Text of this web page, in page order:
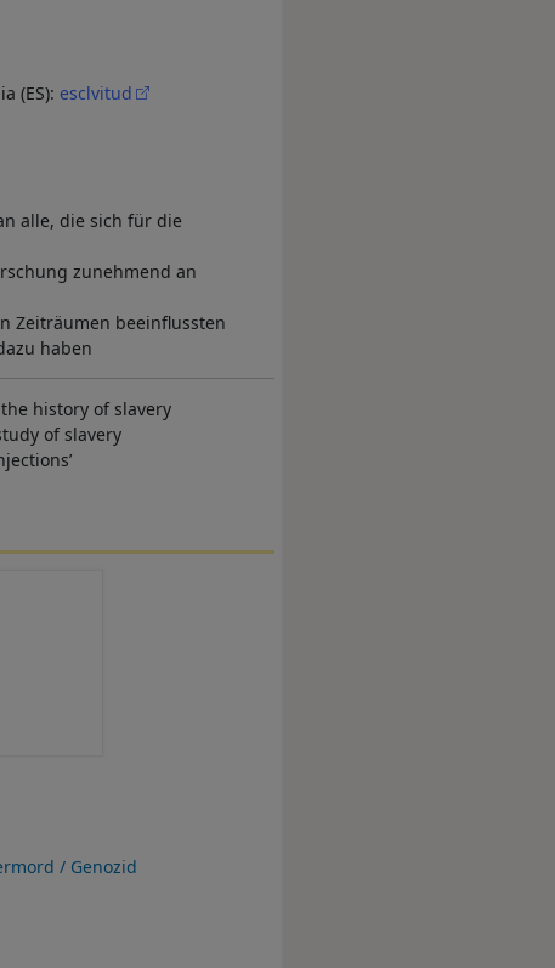
(ES): esclvitud
alle, die sich für die
zunehmend an
Zeiträumen beeinflussten
haben
history of slavery
of slavery
/ Genozid